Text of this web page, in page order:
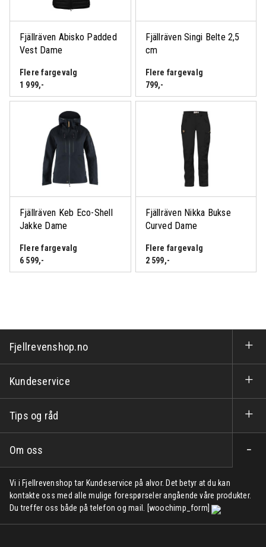
Fjällräven Abisko Padded
Vest Dame
Flere fargevalg
1 999,-
Fjällräven Singi Belte 2,5
cm
Flere fargevalg
799,-
for å se medlemspris
Fjällräven Keb Eco-Shell
Jakke Dame
Flere fargevalg
6 599,-
Fjällräven Nikka Bukse
Curved Dame
Flere fargevalg
2 599,-
Fjellrevenshop.no
Kundeservice
Tips og råd
Om oss
Vi i Fjellrevenshop tar Kundeservice på alvor. Det betyr at du kan
kontakte oss med alle mulige forespørseler angående våre produkter.
Du treffer oss både på telefon og mail. [woochimp_form]